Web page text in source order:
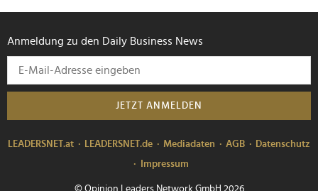
Anmeldung zu den Daily Business News
JETZT ANMELDEN
LEADERSNET.at LEADERSNET.de Mediadaten AGB
Datenschutz
Impressum